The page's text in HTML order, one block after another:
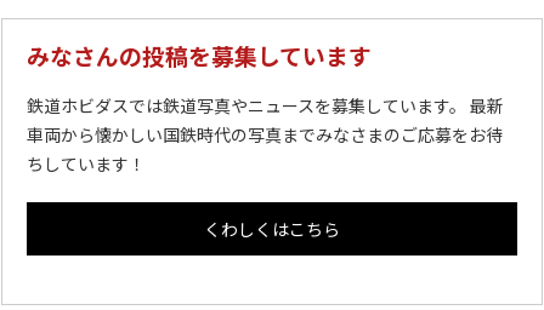
みなさんの投稿を募集しています
鉄道ホビダスでは鉄道写真やニュースを募集しています。 最新
車両から懐かしい国鉄時代の写真までみなさまのご応募をお待
ちしています！
くわしくはこちら